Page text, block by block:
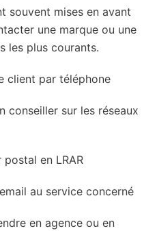
souvent mises en avant
une marque ou une
les plus courants.
client par téléphone
conseiller sur les réseaux
en LRAR
au service concerné
en agence ou en